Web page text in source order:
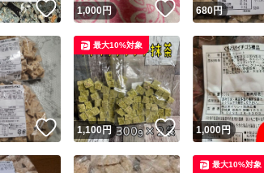
Yahoo!フリマが
いいね！
1,000円 いいね！
680円
いいね！
1,100円 いいね！
最大10%対象
1,000円
最大10%対象